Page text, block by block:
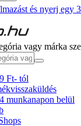
és nyerj egy
vagy márka
Ft- tól
munkanapon belül